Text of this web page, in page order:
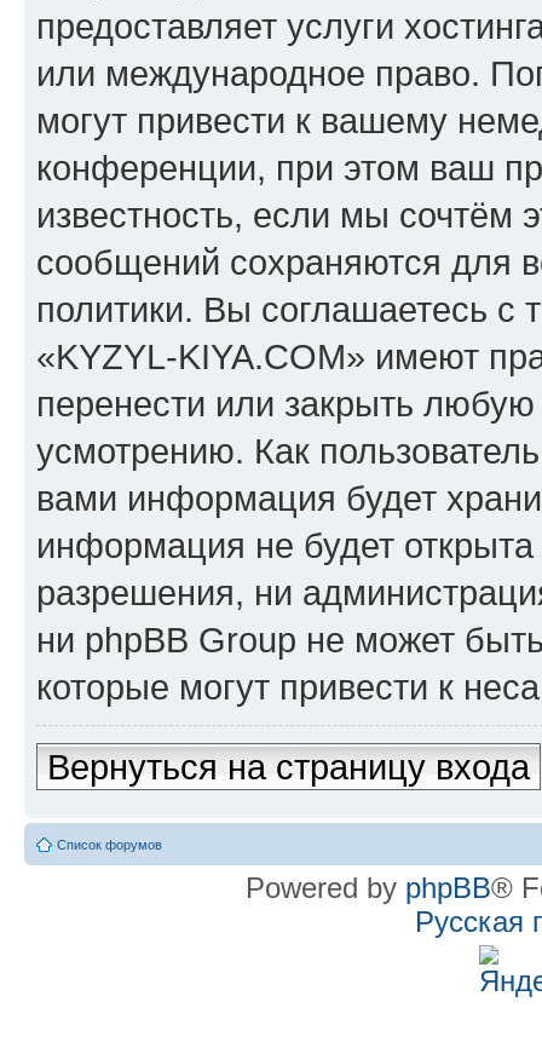
предоставляет услуги
или международное право.
могут привести к вашему
конференции, при этом ваш
известность, если мы сочтём
сообщений сохраняются для
политики. Вы соглашаетесь
«KYZYL-KIYA.COM» имеют
перенести или закрыть
усмотрению. Как
вами информация будет
информация не будет
разрешения, ни
ни phpBB Group не может
которые могут привести к
Вернуться на страницу входа
Список форумов
Powered by phpBB®
Русская